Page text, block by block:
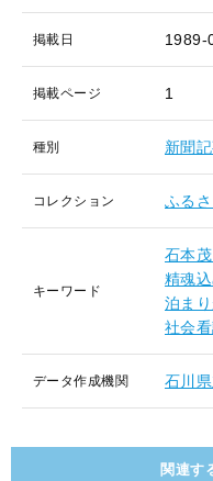
掲載日 1989-
掲載ページ 1
種別 新聞
コレクション ふる
キーワード
石本
精魂
泊ま
社会
データ作成機関 石川
関連す